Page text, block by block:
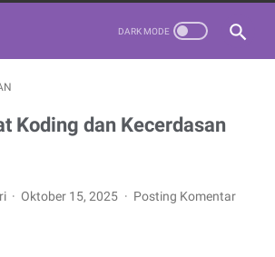
Koding dan Kecerdasan
Oktober 15, 2025 Posting Komentar